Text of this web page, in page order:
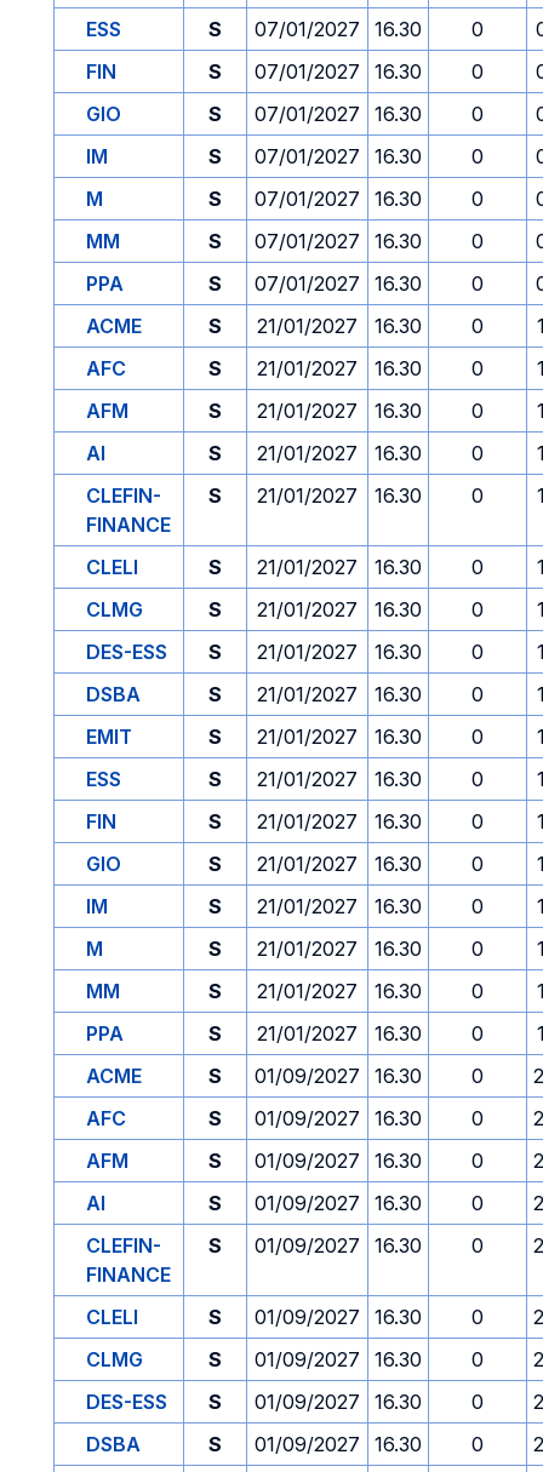
ESS
S 07/01/2027 16.30 0
FIN
S 07/01/2027 16.30 0
GIO
S 07/01/2027 16.30 0
IM
S 07/01/2027 16.30 0
M
S 07/01/2027 16.30 0
MM
S 07/01/2027 16.30 0
PPA
S 07/01/2027 16.30 0
ACME
S 21/01/2027 16.30 0
AFC
S 21/01/2027 16.30 0
AFM
S 21/01/2027 16.30 0
AI
S 21/01/2027 16.30 0
CLEFIN-
FINANCE
S 21/01/2027 16.30 0
CLELI S 21/01/2027 16.30 0
CLMG
S 21/01/2027 16.30 0
DES-ESS
S 21/01/2027 16.30 0
DSBA
S 21/01/2027 16.30 0
EMIT
S 21/01/2027 16.30 0
ESS
S 21/01/2027 16.30 0
FIN
S 21/01/2027 16.30 0
GIO
S 21/01/2027 16.30 0
IM
S 21/01/2027 16.30 0
M
S 21/01/2027 16.30 0
MM
S 21/01/2027 16.30 0
PPA
S 21/01/2027 16.30 0
ACME
S 01/09/2027 16.30 0
AFC
S 01/09/2027 16.30 0
AFM
S 01/09/2027 16.30 0
AI
S 01/09/2027 16.30 0
CLEFIN-
FINANCE
S 01/09/2027 16.30 0
CLELI S 01/09/2027 16.30 0
CLMG
S 01/09/2027 16.30 0
DES-ESS
S 01/09/2027 16.30 0
DSBA
S 01/09/2027 16.30 0